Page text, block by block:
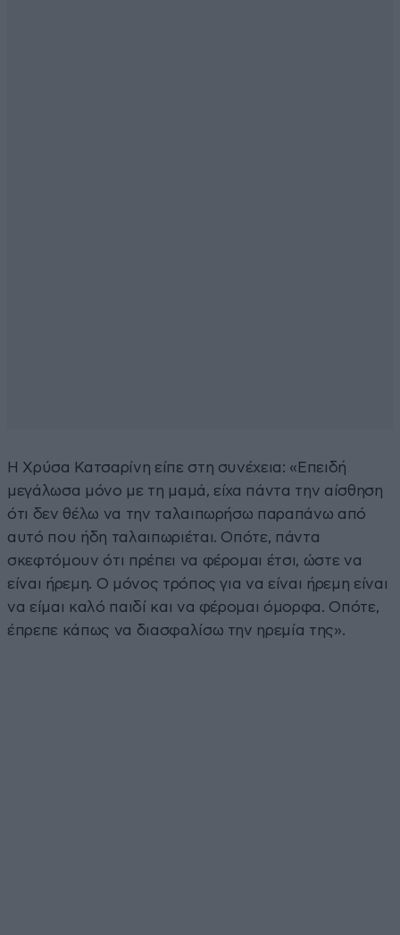
Η Χρύσα Κατσαρίνη είπε στη συνέχεια: «Επειδή
μεγάλωσα μόνο με τη μαμά, είχα πάντα την αίσθηση
ότι δεν θέλω να την ταλαιπωρήσω παραπάνω από
αυτό που ήδη ταλαιπωριέται. Οπότε, πάντα
σκεφτόμουν ότι πρέπει να φέρομαι έτσι, ώστε να
είναι ήρεμη. Ο μόνος τρόπος για να είναι ήρεμη είναι
να είμαι καλό παιδί και να φέρομαι όμορφα. Οπότε,
έπρεπε κάπως να διασφαλίσω την ηρεμία της».